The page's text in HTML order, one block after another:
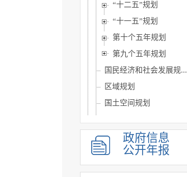
“十二五”规划
“十一五”规划
第十个五年规划
第九个五年规划
国民经济和社会发展规...
区域规划
国土空间规划
统计信息
财政信息
政府信息
公开年报